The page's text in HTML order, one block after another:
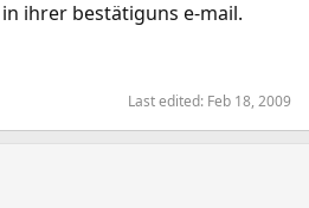
ihrer bestätiguns e-mail.
Last edited: Feb 18, 2009